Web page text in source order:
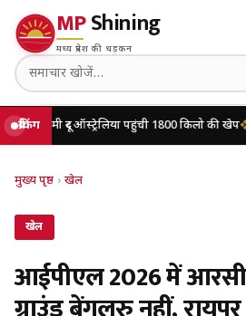
MPShining
मध्य प्रदेश की धड़कन
ब्रेकिंग
ऑस्ट्रेलिया पहुंची 1800 किलो की खेप यशस्वी
मुख्य पृष्ठ › खेल
खेल
आईपीएल 2026 में